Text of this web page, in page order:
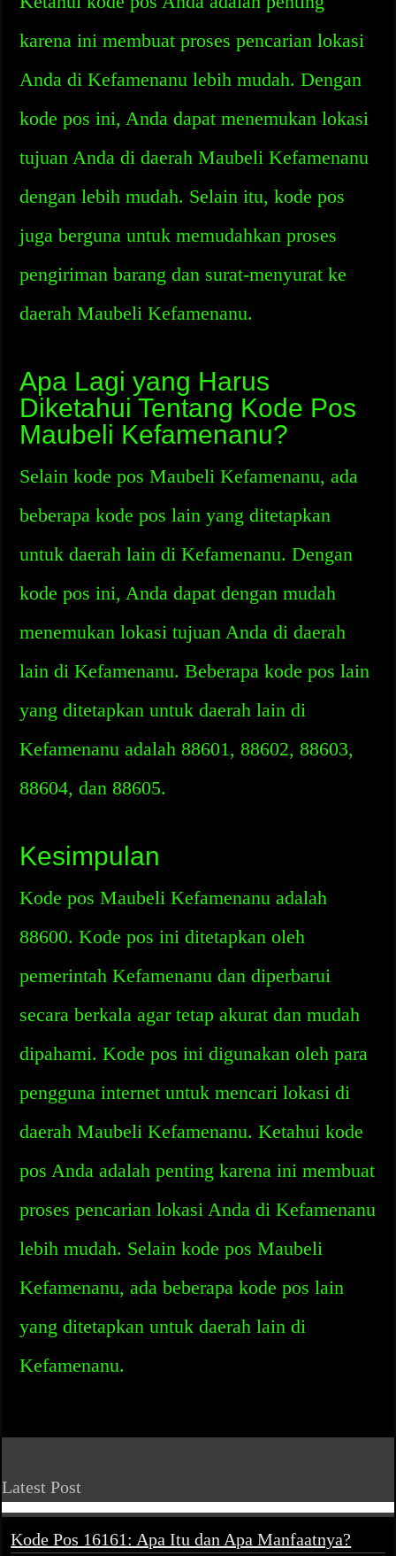
karena ini membuat proses pencarian lokasi
Anda di Kefamenanu lebih mudah. Dengan
kode pos ini, Anda dapat menemukan lokasi
tujuan Anda di daerah Maubeli Kefamenanu
dengan lebih mudah. Selain itu, kode pos
juga berguna untuk memudahkan proses
pengiriman barang dan surat-menyurat ke
daerah Maubeli Kefamenanu.
Apa Lagi yang Harus
Diketahui Tentang Kode Pos
Maubeli Kefamenanu?
Selain kode pos Maubeli Kefamenanu, ada
beberapa kode pos lain yang ditetapkan
untuk daerah lain di Kefamenanu. Dengan
kode pos ini, Anda dapat dengan mudah
menemukan lokasi tujuan Anda di daerah
lain di Kefamenanu. Beberapa kode pos lain
yang ditetapkan untuk daerah lain di
Kefamenanu adalah 88601, 88602, 88603,
88604, dan 88605.
Kesimpulan
Kode pos Maubeli Kefamenanu adalah
88600. Kode pos ini ditetapkan oleh
pemerintah Kefamenanu dan diperbarui
secara berkala agar tetap akurat dan mudah
dipahami. Kode pos ini digunakan oleh para
pengguna internet untuk mencari lokasi di
daerah Maubeli Kefamenanu. Ketahui kode
pos Anda adalah penting karena ini membuat
proses pencarian lokasi Anda di Kefamenanu
lebih mudah. Selain kode pos Maubeli
Kefamenanu, ada beberapa kode pos lain
yang ditetapkan untuk daerah lain di
Kefamenanu.
Latest Post
Kode Pos 16161: Apa Itu dan Apa Manfaatnya?